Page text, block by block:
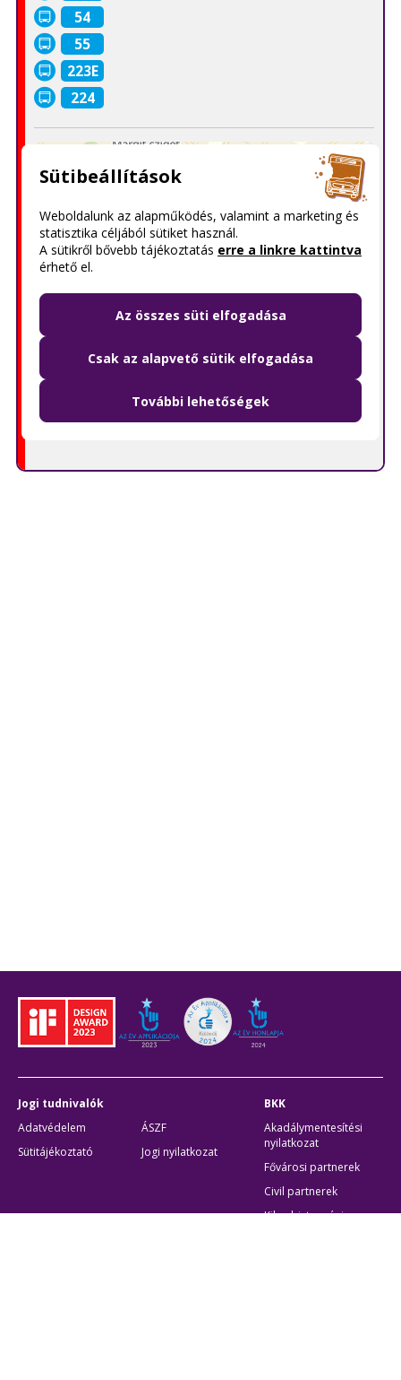
54
55
223E
224
© OpenMapTiles© OpenStreetMap contributors
Jogi tudnivalók
Adatvédelem
ÁSZF
Sütitájékoztató
Jogi nyilatkozat
BKK
Akadálymentesítési
nyilatkozat
Fővárosi partnerek
Civil partnerek
Kiberbiztonsági
Sütibeállítások
Weboldalunk az alapműködés, valamint a marketing és
statisztika céljából sütiket használ.
A sütikről bővebb tájékoztatás erre a linkre kattintva
érhető el.
Az összes süti elfogadása
Csak az alapvető sütik elfogadása
További lehetőségek